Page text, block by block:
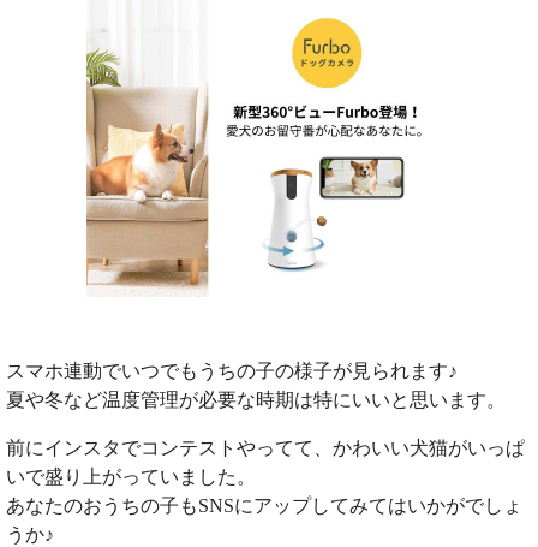
スマホ連動でいつでもうちの子の様子が見られます♪
夏や冬など温度管理が必要な時期は特にいいと思います。
前にインスタでコンテストやってて、かわいい犬猫がいっぱ
いで盛り上がっていました。
あなたのおうちの子もSNSにアップしてみてはいかがでしょ
うか♪